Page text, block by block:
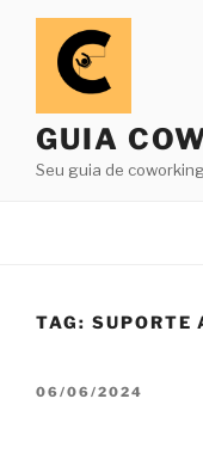
Pular
conteúdo
GUIA
Seu guia de
TAG: SUPORTE
PUBLICADO
06/06/2024